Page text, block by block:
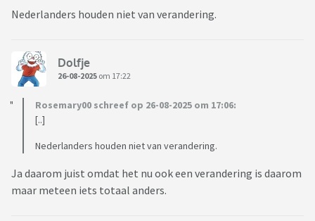
Nederlanders houden niet van verandering.
Dolfje
26-08-2025 om 17:22
Rosemary00 schreef op 26-08-2025 om 17:06:
[..]
Nederlanders houden niet van verandering.
Ja daarom juist omdat het nu ook een verandering is daarom
maar meteen iets totaal anders.